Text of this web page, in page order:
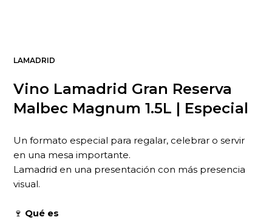
LAMADRID
Vino Lamadrid Gran Reserva
Malbec Magnum 1.5L | Especial
Un formato especial para regalar, celebrar o servir
en una mesa importante.
Lamadrid en una presentación con más presencia
visual.
🍷 Qué es